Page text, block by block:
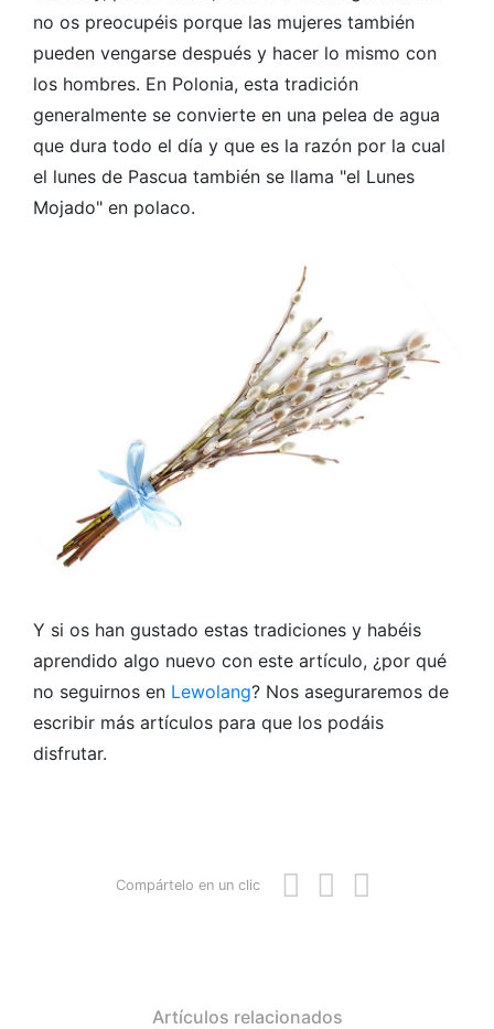
no os preocupéis porque las mujeres también
pueden vengarse después y hacer lo mismo con
los hombres. En Polonia, esta tradición
generalmente se convierte en una pelea de agua
que dura todo el día y que es la razón por la cual
el lunes de Pascua también se llama "el Lunes
Mojado" en polaco.
Y si os han gustado estas tradiciones y habéis
aprendido algo nuevo con este artículo, ¿por qué
no seguirnos en Lewolang? Nos aseguraremos de
escribir más artículos para que los podáis
disfrutar.
Compártelo en un clic
Artículos relacionados